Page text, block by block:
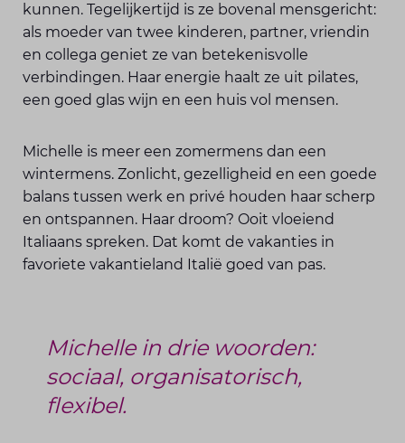
kunnen. Tegelijkertijd is ze bovenal mensgericht:
als moeder van twee kinderen, partner, vriendin
en collega geniet ze van betekenisvolle
verbindingen. Haar energie haalt ze uit pilates,
een goed glas wijn en een huis vol mensen.
Michelle is meer een zomermens dan een
wintermens. Zonlicht, gezelligheid en een goede
balans tussen werk en privé houden haar scherp
en ontspannen. Haar droom? Ooit vloeiend
Italiaans spreken. Dat komt de vakanties in
favoriete vakantieland Italië goed van pas.
Michelle in drie woorden:
sociaal, organisatorisch,
flexibel.